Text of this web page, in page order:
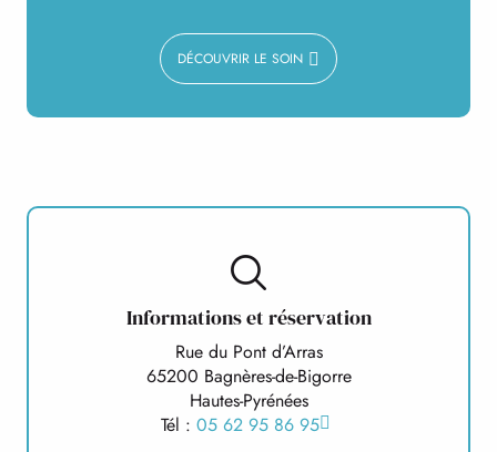
DÉCOUVRIR LE SOIN
Informations et réservation
Rue du Pont d’Arras
65200 Bagnères-de-Bigorre
Hautes-Pyrénées
Tél : 05 62 95 86 95